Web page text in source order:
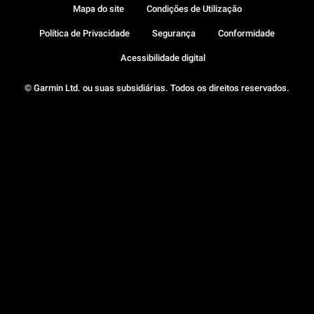
© Garmin Ltd. ou suas subsidiárias. Todos os direitos reservados.
Mapa do site Condições de Utilização
Política de Privacidade Segurança Conformidade
Acessibilidade digital